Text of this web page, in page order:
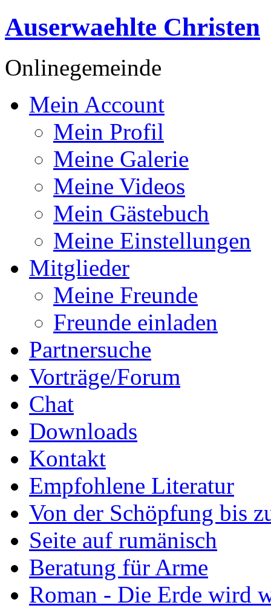
Auserwaehlte Christen
Onlinegemeinde
Mein Account
Mein Profil
Meine Galerie
Meine Videos
Mein Gästebuch
Meine Einstellungen
Mitglieder
Meine Freunde
Freunde einladen
Partnersuche
Vorträge/Forum
Chat
Downloads
Kontakt
Empfohlene Literatur
Von der Schöpfung bis
Seite auf rumänisch
Beratung für Arme
Roman - Die Erde wird